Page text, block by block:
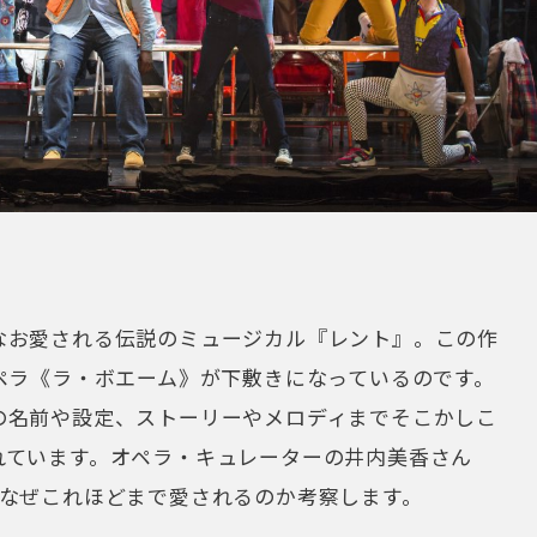
愛される伝説のミュージカル『レント』。この作
《ラ・ボエーム》が下敷きになっているのです。
前や設定、ストーリーやメロディまでそこかしこ
います。オペラ・キュレーターの井内美香さん
ぜこれほどまで愛されるのか考察します。